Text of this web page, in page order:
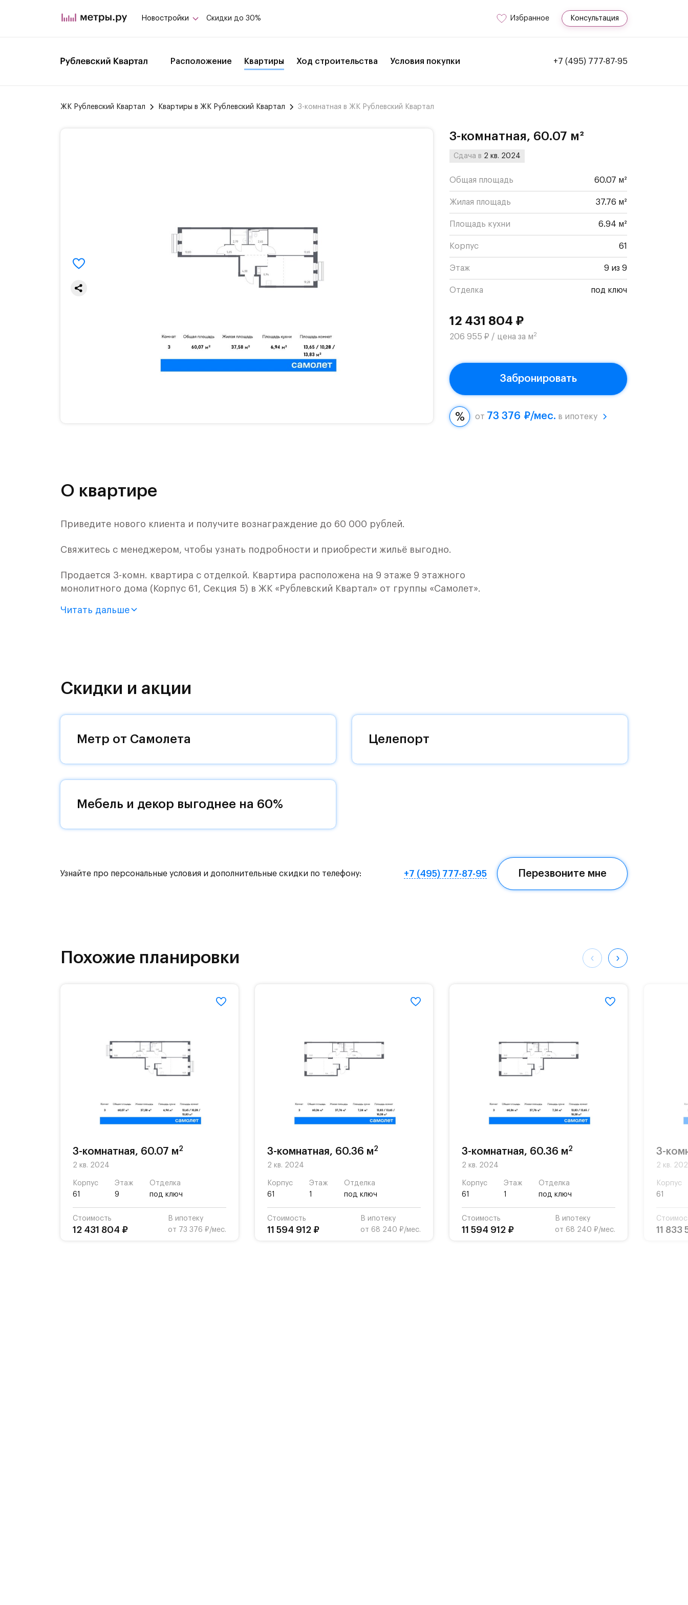
Новостройки Скидки до 30% Избранное Консультация
Расположение Квартиры Ход строительства Условия покупки +7 (495) 777-87-95
ЖК Рублевский Квартал Квартиры в ЖК Рублевский Квартал 3-комнатная в ЖК Рублевский Квартал
3-комнатная, 60.07 м²
Сдача в 2 кв. 2024
Общая площадь 60.07 м²
Жилая площадь 37.76 м²
Площадь кухни 6.94 м²
Корпус 61
Этаж 9 из 9
Отделка под ключ
12 431 804 ₽
206 955 ₽ / цена за м2
Забронировать
от 73 376 ₽/мес. в ипотеку
О квартире
Приведите нового клиента и получите вознаграждение до 60 000 рублей.
Свяжитесь с менеджером, чтобы узнать подробности и приобрести жильё выгодно.
Продается 3-комн. квартира с отделкой. Квартира расположена на 9 этаже 9 этажного
монолитного дома (Корпус 61, Секция 5) в ЖК «Рублевский Квартал» от группы «Самолет».
Цена указана с учетом готовой отделки и кухни.
направления и возможность удобно добраться до столицы.
Уютная малоэтажная застройка, евроквартиры с чистовой отделкой, закрытый двор без
возвращаться.
Поблизости расположено новое наземное метро МЦД «Одинцово».
До МКАД можно добраться за 15 минут на «Северный обход Одинцово».
детей есть возможность посещения частной гимназии «Жуковка».
Территория квартала приватная, въезд осуществляется по пропускам.#yan19-2r1353102#
Читать дальше
Скидки и акции
Метр от Самолета Целепорт
Мебель и декор выгоднее на 60%
Узнайте про персональные условия и дополнительные скидки по телефону: +7 (495) 777-87-95 Перезвоните мне
Похожие планировки
3-комнатная, 60.07 м2
2 кв. 2024
Корпус
61
Этаж
9
Отделка
под ключ
Стоимость
12 431 804 ₽
В ипотеку
от 73 376 ₽/мес.
3-комнатная, 60.36 м2
2 кв. 2024
Корпус
61
Этаж
1
Отделка
под ключ
Стоимость
11 594 912 ₽
В ипотеку
от 68 240 ₽/мес.
3-комнатная, 60.36 м2
2 кв. 2024
Корпус
61
Этаж
1
Отделка
под ключ
Стоимость
11 594 912 ₽
В ипотеку
от 68 240 ₽/мес.
3-
2 кв.
Корпус
61
11 833